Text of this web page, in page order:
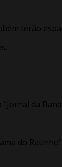
terão
da
do